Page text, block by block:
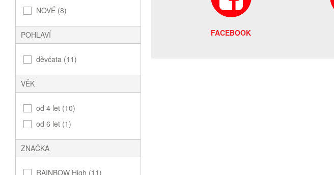
FACEBOOK
NOVÉ (8)
POHLAVÍ
děvčata (11)
VĚK
od 4 let (10)
od 6 let (1)
ZNAČKA
RAINBOW High (11)